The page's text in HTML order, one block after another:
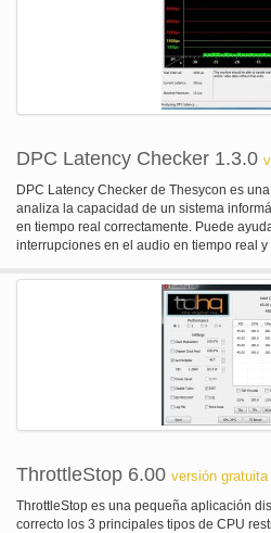
DPC Latency Checker 1.3.0
DPC Latency Checker de Thesycon es
analiza la capacidad de un sistema
en tiempo real correctamente. Puede
interrupciones en el audio en tiempo real
ThrottleStop 6.00 versión gratuita
ThrottleStop es una pequeña aplicación
correcto los 3 principales tipos de CPU